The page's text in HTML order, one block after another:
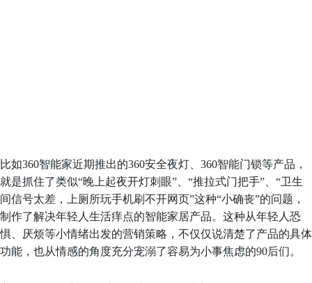
比如360智能家近期推出的360安全夜灯、360智能门锁等产品，
就是抓住了类似“晚上起夜开灯刺眼”、“推拉式门把手”、“卫生
间信号太差，上厕所玩手机刷不开网页”这种“小确丧”的问题，
制作了解决年轻人生活痒点的智能家居产品。这种从年轻人恐
惧、厌烦等小情绪出发的营销策略，不仅仅说清楚了产品的具体
功能，也从情感的角度充分宠溺了容易为小事焦虑的90后们。